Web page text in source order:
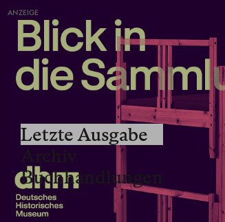
ANZEIGE
Letzte Ausgabe
Archiv
Buchhandlungen